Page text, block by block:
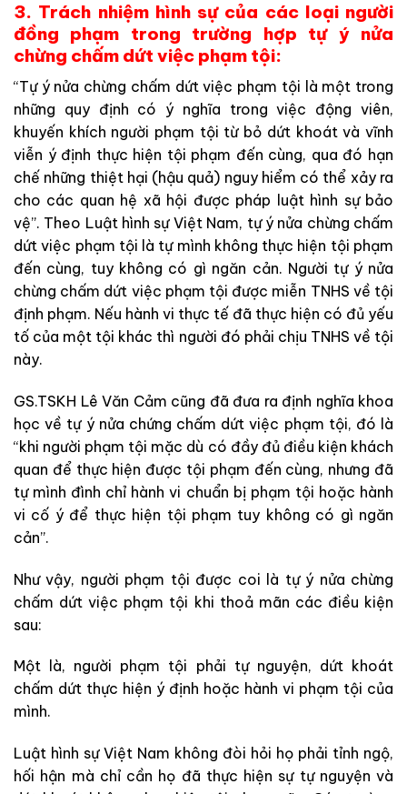
3. Trách nhiệm hình sự của các loại người
đồng phạm trong trường hợp tự ý nửa
chừng chấm dứt việc phạm tội:
“Tự ý nửa chừng chấm dứt việc phạm tội là một trong
những quy định có ý nghĩa trong việc động viên,
khuyến khích người phạm tội từ bỏ dứt khoát và vĩnh
viễn ý định thực hiện tội phạm đến cùng, qua đó hạn
chế những thiệt hại (hậu quả) nguy hiểm có thể xảy ra
cho các quan hệ xã hội được pháp luật hình sự bảo
vệ”. Theo Luật hình sự Việt Nam, tự ý nửa chừng chấm
dứt việc phạm tội là tự mình không thực hiện tội phạm
đến cùng, tuy không có gì ngăn cản. Người tự ý nửa
chừng chấm dứt việc phạm tội được miễn TNHS về tội
định phạm. Nếu hành vi thực tế đã thực hiện có đủ yếu
tố của một tội khác thì người đó phải chịu TNHS về tội
này.
GS.TSKH Lê Văn Cảm cũng đã đưa ra định nghĩa khoa
học về tự ý nửa chứng chấm dứt việc phạm tội, đó là
“khi người phạm tội mặc dù có đầy đủ điều kiện khách
quan để thực hiện được tội phạm đến cùng, nhưng đã
tự mình đình chỉ hành vi chuẩn bị phạm tội hoặc hành
vi cố ý để thực hiện tội phạm tuy không có gì ngăn
cản”.
Như vậy, người phạm tội được coi là tự ý nửa chừng
chấm dứt việc phạm tội khi thoả mãn các điều kiện
sau:
Một là, người phạm tội phải tự nguyện, dứt khoát
chấm dứt thực hiện ý định hoặc hành vi phạm tội của
mình.
Luật hình sự Việt Nam không đòi hỏi họ phải tỉnh ngộ,
hối hận mà chỉ cần họ đã thực hiện sự tự nguyện và